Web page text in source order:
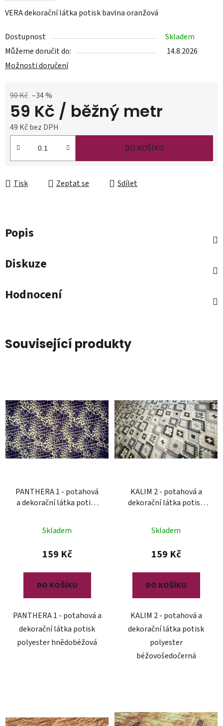
VERA dekorační látka potisk bavlna oranžová
Dostupnost
Skladem
Můžeme doručit do:
14.8.2026
Možnosti doručení
90 Kč –34 %
59 Kč / běžný metr
49 Kč bez DPH
Měrná cena:
DO KOŠÍKU
Tisk Zeptat se Sdílet
Popis
Diskuze
Hodnocení
Související produkty
PANTHERA 1 - potahová
a dekorační látka potisk
Skladem
159 Kč
DO KOŠÍKU
PANTHERA 1 - potahová a
dekorační látka potisk
polyester hnědobéžová
KALIM 2 - potahová a
dekorační látka potisk
Skladem
159 Kč
DO KOŠÍKU
KALIM 2 - potahová a
dekorační látka potisk
polyester
béžovošedočerná